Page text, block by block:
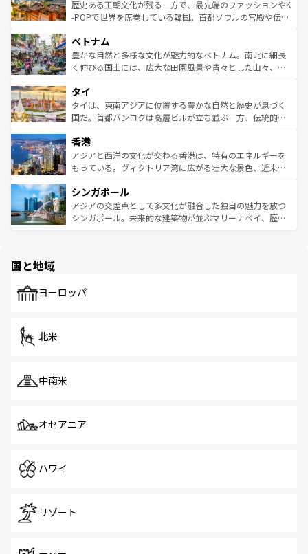
はコンテンツ一覧を参照してほしい。
ビング、ハイキングなど、アウトドア好きにはたまらな
い。オーストラリアの多彩な魅力を存分に味わいつくそ
参照してほしい。
と山間の静けさが共存しており、訪れる人に新しい発見と
驚きをもたらしてくれる。また、奥深い台湾の食文化も魅
容にもいいと評判のスイーツなど、バラエティ豊かな料理
が味わえる。 なお、新着の台湾情報は コンテンツ一覧を参
照してほしい。
歴史ある王朝文化が残る一方で、最先端のファッションやK
-POPで世界を席巻している韓国。首都ソウルの宮殿や伝統
き、地方に足を延ばせば四季折々の自然美を楽しむことが
できる。そして、キムチや焼肉、絶品のストリートフード
まで、さまざまな韓国料理が待っている。夜には、韓国な
リティに包まれながら、韓国の多彩な魅力を心ゆくまで味
わってみてほしい。 なお、新着の韓国情報はコンテンツ一
覧を参照してほしい。
ベトナム
豊かな自然と多様な文化が魅力的なベトナム。南北に細長
く伸びる国土には、広大な田園風景や青々とした山々、世
急速な発展と共に伝統が息づく。ハノイの古い町並みやホ
ーチミン市のフランス統治時代の建物も、独特の雰囲気を
醸し出している。また、バラエティの豊かさとおいしさで
とつ。フォーやバインミー、ベトナムコーヒーなどは、ぜ
ひ現地で味わいたい。どの地域を訪れてもあたたかい人々
が旅行者を迎えてくれるので、きっと忘れられない旅にな
参照してほしい。
タイ
タイは、東南アジアに位置する豊かな自然と歴史が息づく
国だ。首都バンコクは高層ビルが立ち並ぶ一方、伝統的な
の活気が交差している。北部ではチェンマイなどの山岳地
帯で自然と触れ合い、南部ではプーケットやクラビの美し
いビーチでリゾート気分を楽しむことができる。タイ料理
激する。気候は一年中温暖で、どの季節にも異なる楽しみ
が待っている。親しみやすいタイの人々、仏教を中心とし
た文化、そして多様な観光資源が、訪れる旅人を魅了し続
香港
アジアと西洋の文化が交わる香港は、特有のエネルギーを
もっている。ヴィクトリア湾に広がる壮大な景色、近未来
み、どこを訪れても感動するはず。観光スポットが密集し
ており、効率よく見どころを回れるのも魅力。息をのむよ
うな絶景から文化的な体験まで、香港を存分に楽しみ尽く
シンガポール
アジアの交差点として多文化が融合した独自の魅力を放つ
シンガポール。未来的な建築物が並ぶマリーナベイ、歴史
で、ホーカーズは地元の風情を楽しめる外せないスポット
国と地域
ヨーロッパ
北米
中南米
オセアニア
ハワイ
リゾート